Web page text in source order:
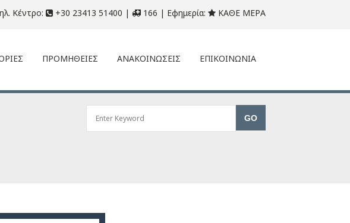
Κέντρο: +30 23413 51400 | 166 | Εφημερία: ΚΑΘΕ ΜΕΡΑ
ΠΡΟΜΗΘΕΙΕΣ ΑΝΑΚΟΙΝΩΣΕΙΣ ΕΠΙΚΟΙΝΩΝΙΑ